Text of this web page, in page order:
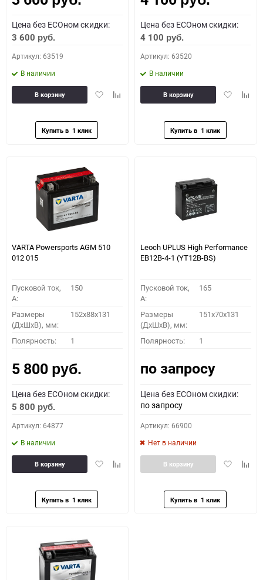
0 - обратная 1 - прямая 3 - обратная 4 - прямая
Цена без ECOном скидки:
3 600 руб.
Артикул: 63519
В наличии
ДобавитьДобавить
В корзину
Цена без ECOном скидки:
4 100 руб.
Артикул: 63520
В наличии
Добавить
В корзину
VARTA Powersports AGM 510
012 015
Пусковой ток,
A:
150
Размеры
(ДхШхВ), мм:
152x88x131
Полярность: 1
5 800 руб.
Цена без ECOном скидки:
5 800 руб.
Артикул: 64877
В наличии
ДобавитьДобавить
В корзину
Leoch UPLUS High Performance
EB12B-4-1 (YT12B-BS)
Пусковой ток,
A:
165
Размеры
(ДхШхВ), мм:
151x70x131
Полярность: 1
по запросу
Цена без ECOном скидки:
по запросу
Артикул: 66900
Нет в наличии
Добавить
В корзину